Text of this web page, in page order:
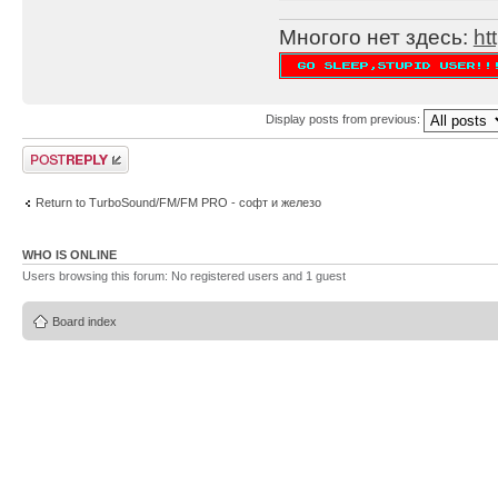
Многого нет здесь:
Display posts from previous:
Post a reply
Return to TurboSound/FM/FM PRO - софт и железо
WHO IS ONLINE
Users browsing this forum: No registered users and 1 guest
Board index